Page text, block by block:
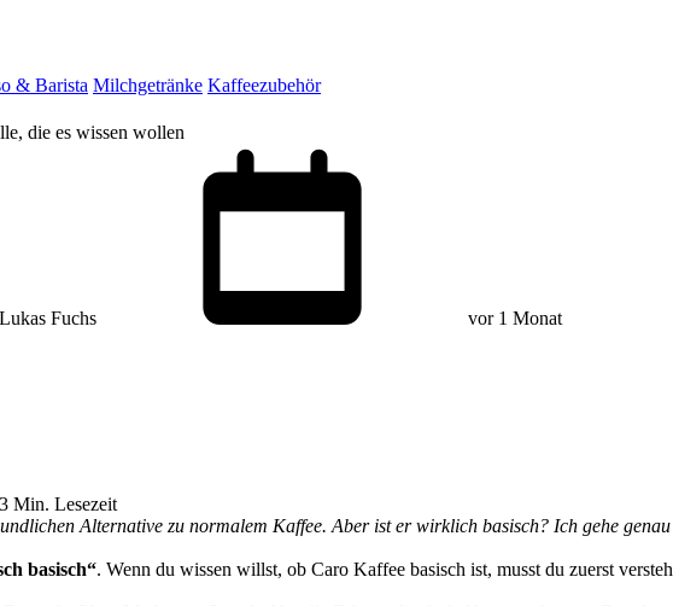
& Barista Milchgetränke Kaffeezubehör
die es wissen wollen
Lukas Fuchs vor 1 Monat
3 Min. Lesezeit
Alternative zu normalem Kaffee. Aber ist er wirklich basisch? Ich gehe
basisch“. Wenn du wissen willst, ob Caro Kaffee basisch ist, musst du zuerst